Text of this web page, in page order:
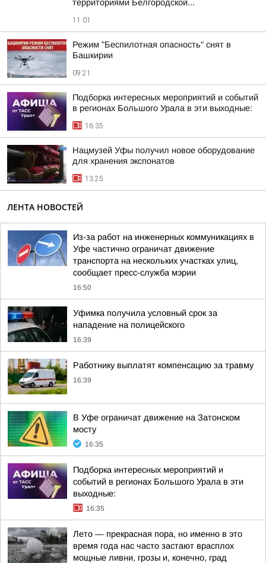
территориями Белгородской...
11:01
Режим "Беспилотная опасность" снят в
Башкирии
09:21
Подборка интересных мероприятий и событий
в регионах Большого Урала в эти выходные:
16:35
Нацмузей Уфы получил новое оборудование
для хранения экспонатов
13:25
ЛЕНТА НОВОСТЕЙ
Из-за работ на инженерных коммуникациях в
Уфе частично ограничат движение
транспорта на нескольких участках улиц,
сообщает пресс-служба мэрии
16:50
Уфимка получила условный срок за
нападение на полицейского
16:39
Работнику выплатят компенсацию за травму
16:39
В Уфе ограничат движение на Затонском
мосту
16:35
Подборка интересных мероприятий и
событий в регионах Большого Урала в эти
выходные:
16:35
Лето — прекрасная пора, но именно в это
время года нас часто застают врасплох
мощные ливни, грозы и, конечно, град